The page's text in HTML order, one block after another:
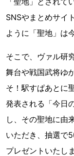
SNSやまとめサイ
ように「聖地」は
そこで、ヴァル研
舞台や戦国武将ゆ
そ！駅すぱあとに
発表される「今日
し、その聖地に由
いただき、抽選で
プレゼントいたしま